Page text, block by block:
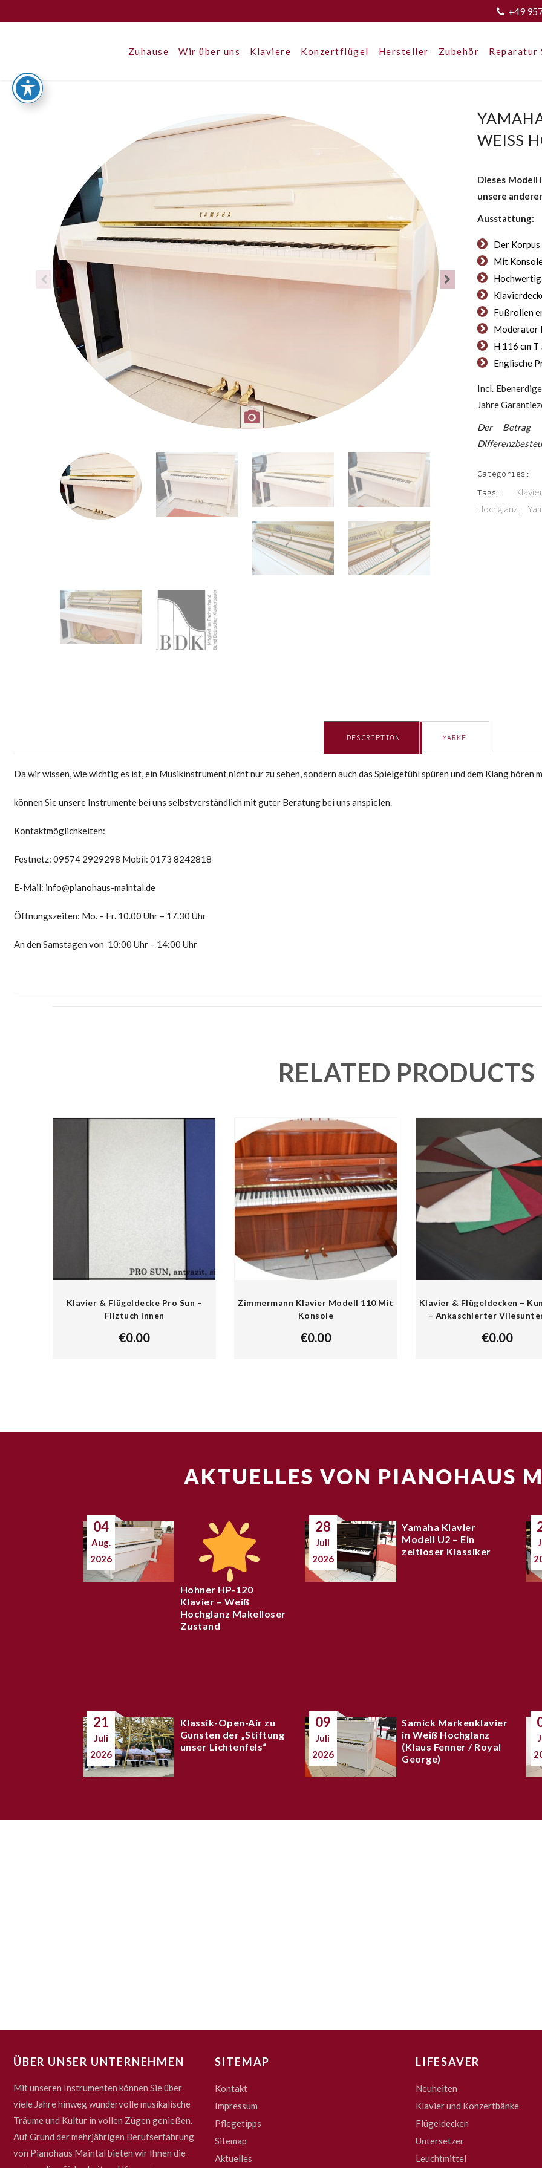
+49
Zuhause Wir über uns Klaviere Konzertflügel Hersteller Zubehör Reparatur
WEISS
Dieses
unsere
Ausstattung:
Der
Mit
Fußrollen
Moderator
H 116 cm T
Englische
Incl.
Jahre
Der Betrag
Categories:
Tags:
Hochglanz
DESCRIPTION MARKE
Da wir wissen, wie wichtig es ist, ein Musikinstrument nicht nur zu sehen, sondern auch das Spielgefühl spüren und dem Klang hören
können Sie unsere Instrumente bei uns selbstverständlich mit guter Beratung bei uns anspielen.
Kontaktmöglichkeiten:
Festnetz: 09574 2929298 Mobil: 0173 8242818
E-Mail: info@pianohaus-maintal.de
Öffnungszeiten: Mo. – Fr. 10.00 Uhr – 17.30 Uhr
An den Samstagen von 10:00 Uhr – 14:00 Uhr
RELATED PRODUCTS
Klavier & Flügeldecke Pro Sun –
Filztuch Innen
€0.00
Zimmermann Klavier Modell 110 Mit
Konsole
€0.00
Klavier & Flügeldecken –
– Ankaschierter
€0.00
AKTUELLES VON PIANOHAUS
04
Aug.
2026
Hohner HP-120
Klavier – Weiß
Hochglanz Makelloser
Zustand
28
Juli
2026
Yamaha Klavier
Modell U2 – Ein
zeitloser Klassiker
21
Juli
2026
Klassik-Open-Air zu
Gunsten der „Stiftung
unser Lichtenfels“
09
Juli
2026
Samick Markenklavier
in Weiß Hochglanz
(Klaus Fenner / Royal
George)
ÜBER UNSER UNTERNEHMEN
Mit unseren Instrumenten können Sie über
viele Jahre hinweg wundervolle musikalische
Träume und Kultur in vollen Zügen genießen.
Auf Grund der mehrjährigen Berufserfahrung
von Pianohaus Maintal bieten wir Ihnen die
SITEMAP
Kontakt
Impressum
Pflegetipps
Sitemap
Aktuelles
LIFESAVER
Neuheiten
Klavier und Konzertbänke
Flügeldecken
Untersetzer
Leuchtmittel